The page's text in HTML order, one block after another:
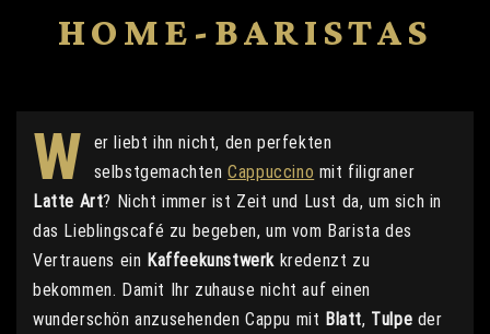
HOME-BARISTAS
W
er liebt ihn nicht, den perfekten
selbstgemachtenCappuccino mit filigraner
Latte Art? Nicht immer ist Zeit und Lust da, um sich in
das Lieblingscafé zu begeben, um vom Barista des
Vertrauens ein Kaffeekunstwerk kredenzt zu
bekommen. Damit Ihr zuhause nicht auf einen
wunderschön anzusehenden Cappu mit Blatt, Tulpe der